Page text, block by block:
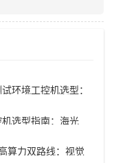
环境工控机选型：
选型指南：海光
算力双路线：视觉